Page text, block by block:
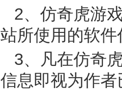
2、仿奇虎游
站所使用的软
3、凡在仿奇
信息即视为作